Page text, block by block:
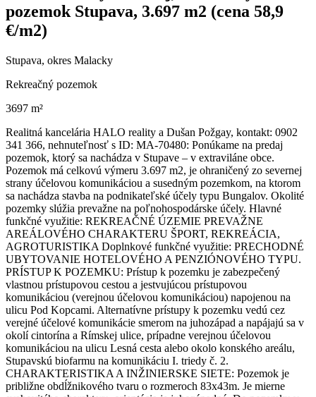
pozemok Stupava, 3.697 m2 (cena 58,9
€/m2)
Stupava, okres Malacky
Rekreačný pozemok
3697 m²
Realitná kancelária HALO reality a Dušan Požgay, kontakt: 0902
341 366, nehnuteľnosť s ID: MA-70480: Ponúkame na predaj
pozemok, ktorý sa nachádza v Stupave – v extraviláne obce.
Pozemok má celkovú výmeru 3.697 m2, je ohraničený zo severnej
strany účelovou komunikáciou a susedným pozemkom, na ktorom
sa nachádza stavba na podnikateľské účely typu Bungalov. Okolité
pozemky slúžia prevažne na poľnohospodárske účely. Hlavné
funkčné využitie: REKREAČNÉ ÚZEMIE PREVAŽNE
AREÁLOVÉHO CHARAKTERU ŠPORT, REKREÁCIA,
AGROTURISTIKA Doplnkové funkčné využitie: PRECHODNÉ
UBYTOVANIE HOTELOVÉHO A PENZIÓNOVÉHO TYPU.
PRÍSTUP K POZEMKU: Prístup k pozemku je zabezpečený
vlastnou prístupovou cestou a jestvujúcou prístupovou
komunikáciou (verejnou účelovou komunikáciou) napojenou na
ulicu Pod Kopcami. Alternatívne prístupy k pozemku vedú cez
verejné účelové komunikácie smerom na juhozápad a napájajú sa v
okolí cintorína a Rímskej ulice, prípadne verejnou účelovou
komunikáciou na ulicu Lesná cesta alebo okolo konského areálu,
Stupavskú biofarmu na komunikáciu I. triedy č. 2.
CHARAKTERISTIKA A INŽINIERSKE SIETE: Pozemok je
približne obdĺžnikového tvaru o rozmeroch 83x43m. Je mierne